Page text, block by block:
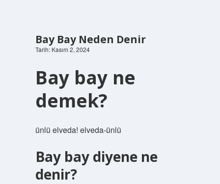
Bay Bay Neden Denir
Tarih: Kasım 2, 2024
Bay bay ne
demek?
ünlü elveda! elveda-ünlü
Bay bay diyene ne
denir?